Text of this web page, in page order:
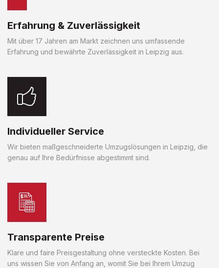
Erfahrung & Zuverlässigkeit
Mit über 17 Jahren am Markt zeichnen uns umfassende
Erfahrung und bewährte Zuverlässigkeit in Leipzig aus.
Individueller Service
Wir bieten maßgeschneiderte Umzugslösungen in Leipzig, die
genau auf Ihre Bedürfnisse abgestimmt sind.
Transparente Preise
Klare und faire Preisgestaltung ohne versteckte Kosten. Bei
uns wissen Sie von Anfang an, womit Sie bei Ihrem Umzug